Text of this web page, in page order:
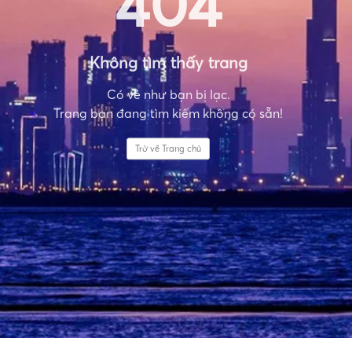
Không tìm thấy trang
Có vẻ như bạn bị lạc.
Trang bạn đang tìm kiếm không có sẵn!
Trở về Trang chủ